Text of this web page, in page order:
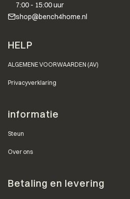
7:00 - 15:00 uur
shop@bench4home.nl
Voettekstmenu
HELP
ALGEMENE VOORWAARDEN (AV)
Privacyverklaring
informatie
Steun
Over ons
Betaling en levering